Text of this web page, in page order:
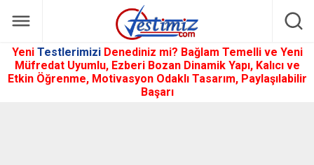
Yeni Testlerimizi Denediniz mi? Bağlam Temelli ve Yeni
Müfredat Uyumlu, Ezberi Bozan Dinamik Yapı, Kalıcı ve
Etkin Öğrenme, Motivasyon Odaklı Tasarım, Paylaşılabilir
Başarı